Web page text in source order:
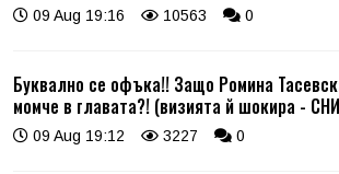
09 Aug 19:16 10563 0
Буквално се офъка!! Защо Ромина
момче в главата?! (визията й шокира -
09 Aug 19:12 3227 0